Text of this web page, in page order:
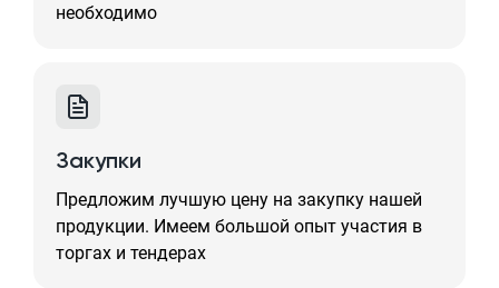
необходимо
Закупки
Предложим лучшую цену на закупку нашей
продукции. Имеем большой опыт участия в
торгах и тендерах